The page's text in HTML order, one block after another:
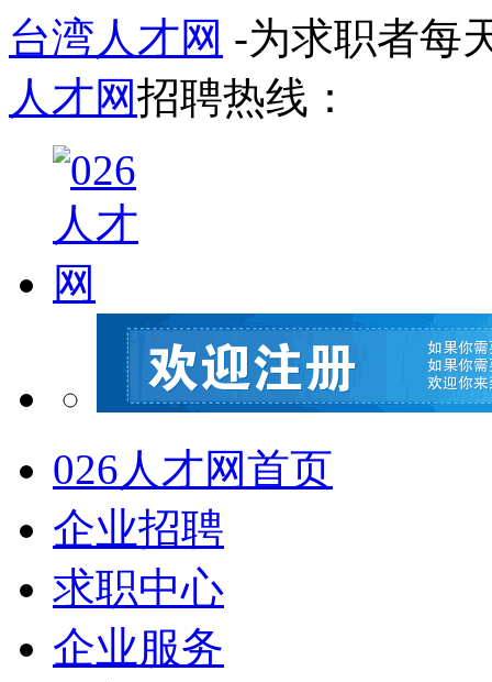
台湾人才网 -为求职者每
人才网招聘热线：
026人才网首页
企业招聘
求职中心
企业服务